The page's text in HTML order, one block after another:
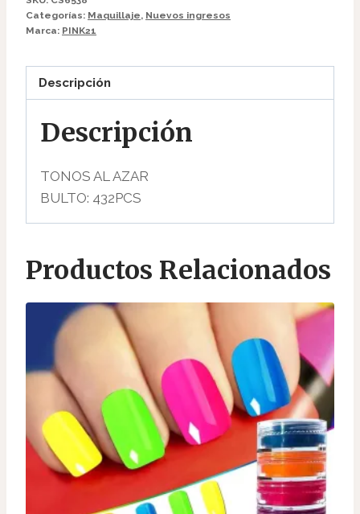
cantidad
Categorías: Maquillaje, Nuevos ingresos
Marca: PINK21
Descripción
Descripción
TONOS AL AZAR
BULTO: 432PCS
Productos Relacionados